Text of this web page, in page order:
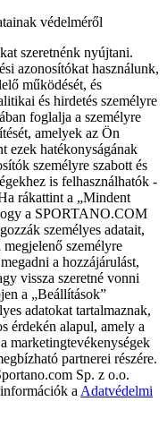
védelméről
szeretnénk nyújtani.
azonosítókat használunk,
működését, és
és hirdetés személyre
foglalja a személyre
amelyek az Ön
ezek hatékonyságának
személyre szabott és
is felhasználhatók -
rákattint a „Mindent
a SPORTANO.COM
személyes adatait,
személyre
a hozzájárulást,
vissza szeretné vonni
a „Beállítások”
adatokat tartalmaznak,
érdekén alapul, amely a
marketingtevékenységek
partnerei részére.
Sp. z o.o.
a Adatvédelmi